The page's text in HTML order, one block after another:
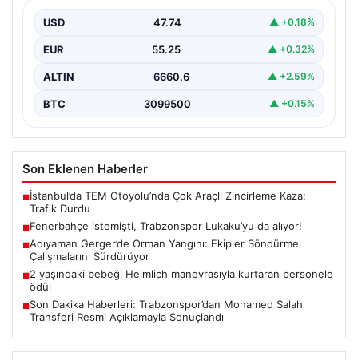
USD 47.74 ▲ +0.18%
EUR 55.25 ▲ +0.32%
ALTIN 6660.6 ▲ +2.59%
BTC 3099500 ▲ +0.15%
Son Eklenen Haberler
■İstanbul’da TEM Otoyolu’nda Çok Araçlı Zincirleme Kaza:
Trafik Durdu
■Fenerbahçe istemişti, Trabzonspor Lukaku’yu da alıyor!
■Adıyaman Gerger’de Orman Yangını: Ekipler Söndürme
Çalışmalarını Sürdürüyor
■2 yaşındaki bebeği Heimlich manevrasıyla kurtaran personele
ödül
■Son Dakika Haberleri: Trabzonspor’dan Mohamed Salah
Transferi Resmi Açıklamayla Sonuçlandı